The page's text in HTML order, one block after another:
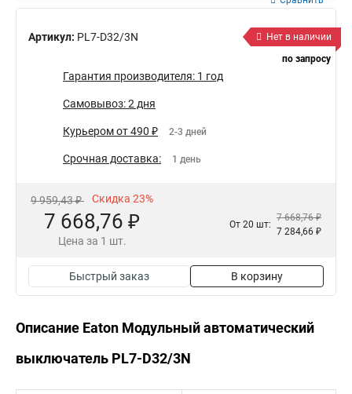
Артикул: PL7-D32/3N
Нет в наличии
по запросу
Гарантия производителя: 1 год
Самовывоз: 2 дня
Курьером от 490 ₽ 2-3 дней
Срочная доставка: 1 день
9 959,43 ₽ Скидка 23%
7 668,76 ₽
Цена за 1 шт.
От 20 шт:
7 668,76 ₽
7 284,66 ₽
Быстрый заказ В корзину
Описание Eaton Модульный автоматический
выключатель PL7-D32/3N